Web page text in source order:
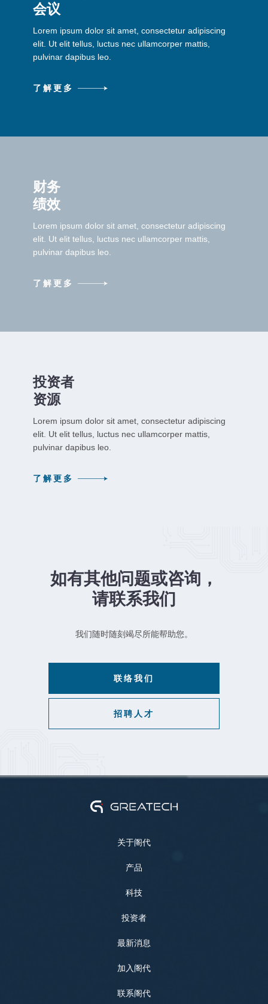
会议
Lorem ipsum dolor sit amet, consectetur adipiscing
elit. Ut elit tellus, luctus nec ullamcorper mattis,
pulvinar dapibus leo.
了解更多
财务
绩效
Lorem ipsum dolor sit amet, consectetur adipiscing
elit. Ut elit tellus, luctus nec ullamcorper mattis,
pulvinar dapibus leo.
了解更多
投资者
资源
Lorem ipsum dolor sit amet, consectetur adipiscing
elit. Ut elit tellus, luctus nec ullamcorper mattis,
pulvinar dapibus leo.
了解更多
如有其他问题或咨询，
请联系我们
我们随时随刻竭尽所能帮助您。
联络我们
招聘人才
关于阁代
产品
科技
投资者
最新消息
加入阁代
联系阁代